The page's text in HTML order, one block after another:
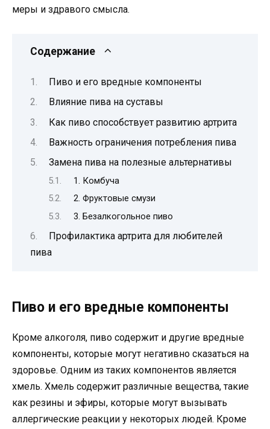
меры и здравого смысла.
Содержание
Пиво и его вредные компоненты
Влияние пива на суставы
Как пиво способствует развитию артрита
Важность ограничения потребления пива
Замена пива на полезные альтернативы
1. Комбуча
2. Фруктовые смузи
3. Безалкогольное пиво
Профилактика артрита для любителей
пива
Пиво и его вредные компоненты
Кроме алкоголя, пиво содержит и другие вредные
компоненты, которые могут негативно сказаться на
здоровье. Одним из таких компонентов является
хмель. Хмель содержит различные вещества, такие
как резины и эфиры, которые могут вызывать
аллергические реакции у некоторых людей. Кроме